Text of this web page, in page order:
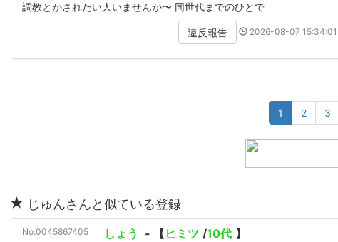
調教とかされたい人いませんか〜 同世代までのひとで
違反報告 2026-08-07 15:34:01
1 2 3
じゅんさんと似ている登録
No:0045867405 しょう - 【 ヒミツ /10代 】